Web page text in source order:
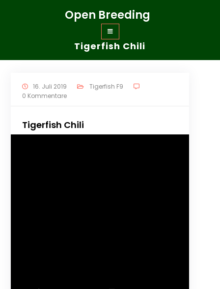
Open Breeding
Tigerfish Chili
16. Juli 2019
Tigerfish F9
0 Kommentare
Tigerfish Chili